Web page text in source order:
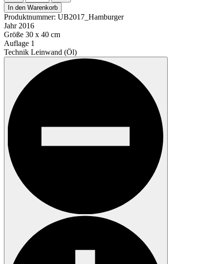
In den Warenkorb
Produktnummer: UB2017_Hamburger
Jahr 2016
Größe 30 x 40 cm
Auflage 1
Technik Leinwand (Öl)